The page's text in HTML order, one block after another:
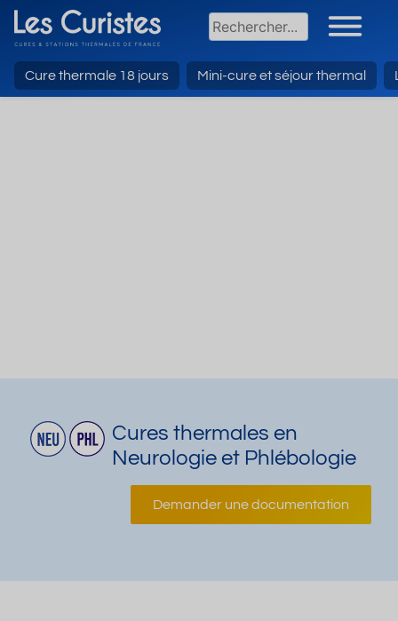
Cure thermale 18 jours Mini-cure et séjour thermal
Cures thermales en
Neurologie et Phlébologie
Demander une documentation